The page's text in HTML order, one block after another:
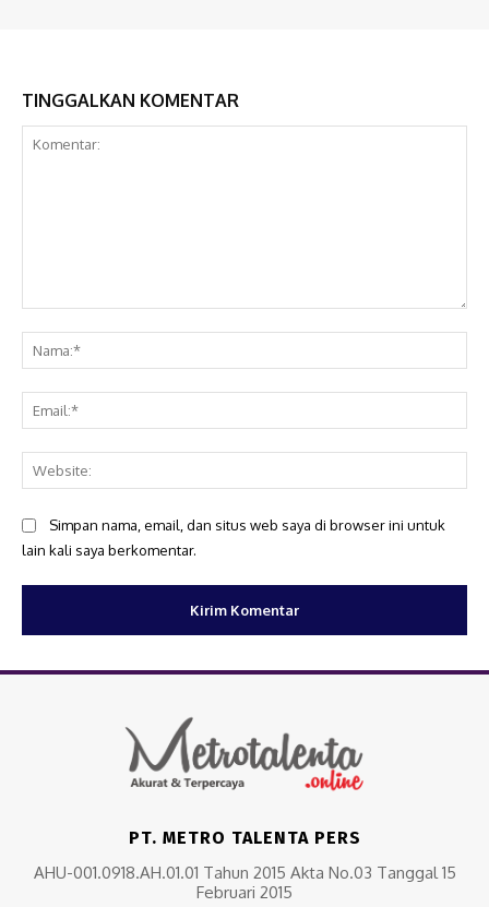
TINGGALKAN KOMENTAR
Simpan nama, email, dan situs web saya di browser ini untuk
lain kali saya berkomentar.
PT. METRO TALENTA PERS
AHU-001.0918.AH.01.01 Tahun 2015 Akta No.03 Tanggal 15
Februari 2015